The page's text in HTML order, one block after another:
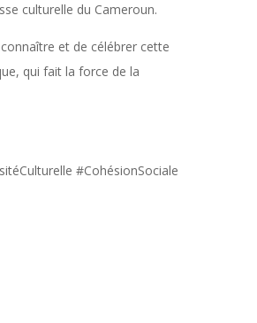
culturelle du Cameroun.
et de célébrer cette
qui fait la force de la
#CohésionSociale